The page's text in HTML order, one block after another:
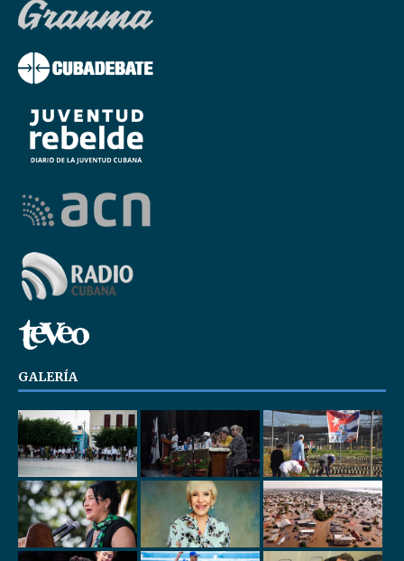
GALERÍA